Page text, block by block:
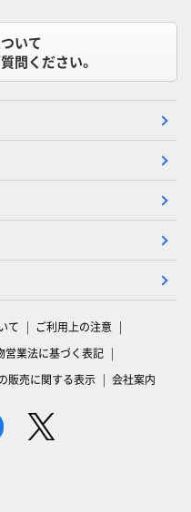
いて
問ください。
て
ご利用上の注意
営業法に基づく表記
販売に関する表示 会社案内